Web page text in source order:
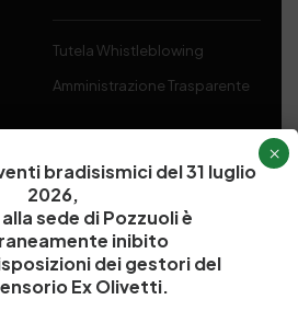
Tutela Whistleblowing
Amministrazione Trasparente
07936981211
Nazionale delle Ricerche del
bradisismici del 31 luglio
2026,
sede di Pozzuoli è
inibito
dei gestori del
Ex Olivetti.
×